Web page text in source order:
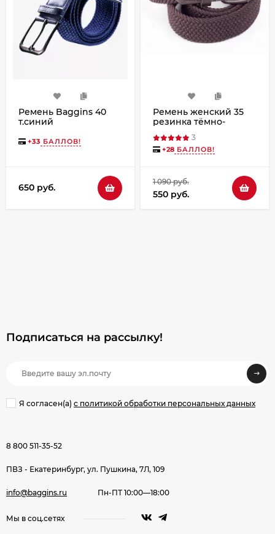
Ремень Baggins 40
т.синий
+33 БАЛЛОВ!
650 руб.
Ремень женский 35
резинка тёмно-
3
+28 БАЛЛОВ!
1 090 руб.
550 руб.
Подписаться на рассылкy!
Я согласен(a) с политикой обработки персональных данных
8 800 511-35-52
ПВЗ - Екатеринбург, ул. Пушкина, 7Л, 109
info@baggins.ru Пн-ПТ 10:00—18:00
Мы в соц.сетях